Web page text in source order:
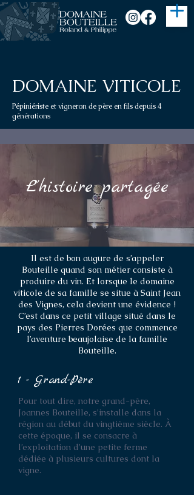
DOMAINE VITICOLE
Pépiniériste et vigneron de père en fils depuis 4
générations
L'histoire partagée
Il est de bon augure de s’appeler
Bouteille quand son métier consiste à
produire du vin. Et lorsque le domaine
viticole de sa famille se situe à Saint Jean
des Vignes, cela devient une évidence !
C’est dans ce petit village situé dans le
pays des Pierres Dorées que commence
l’aventure beaujolaise de la famille
Bouteille.
1 - Grand-Père
Pour tout dire, notre grand-père,
Joannes Bouteille, s’installe dans la
région au début du vingtième siècle. À
cette époque, il se consacre à
l’exploitation d'une petite ferme
dédiée à plusieurs cultures dont la
vigne.